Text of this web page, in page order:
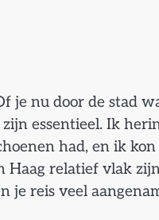
je nu door de stad
essentieel. Ik
had, en ik kon
relatief vlak
je reis veel